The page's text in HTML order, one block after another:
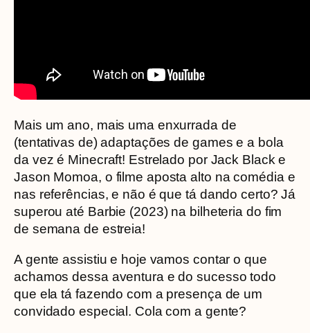
Mais um ano, mais uma enxurrada de
(tentativas de) adaptações de games e a bola
da vez é Minecraft! Estrelado por Jack Black e
Jason Momoa, o filme aposta alto na comédia e
nas referências, e não é que tá dando certo? Já
superou até Barbie (2023) na bilheteria do fim
de semana de estreia!
A gente assistiu e hoje vamos contar o que
achamos dessa aventura e do sucesso todo
que ela tá fazendo com a presença de um
convidado especial. Cola com a gente?